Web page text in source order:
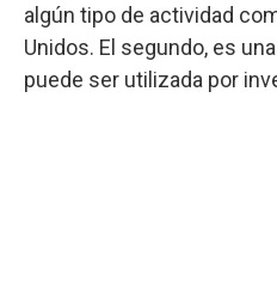
algún tipo de actividad
Unidos. El segundo, es
puede ser utilizada por